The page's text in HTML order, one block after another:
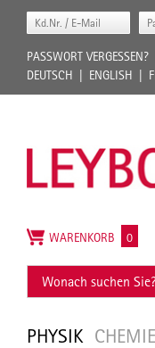
PASSWORT VERGESSEN?
DEUTSCH
ENGLISH
PHYSIK CHEMIE
WARENKORB 0